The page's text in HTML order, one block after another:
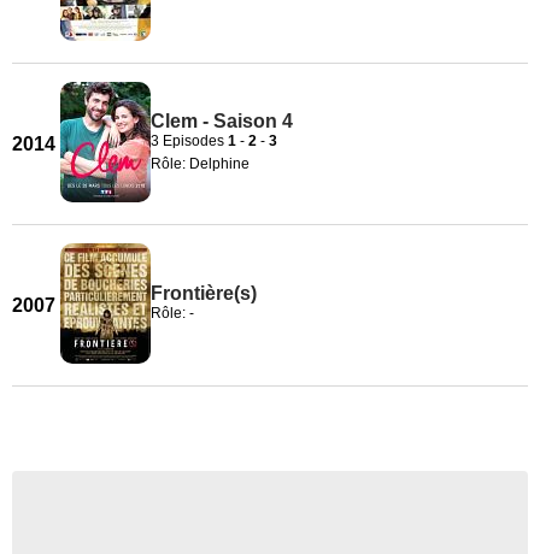
2014
Clem - Saison 4
3 Episodes 1 - 2 - 3
Rôle: Delphine
2007
Frontière(s)
Rôle: -